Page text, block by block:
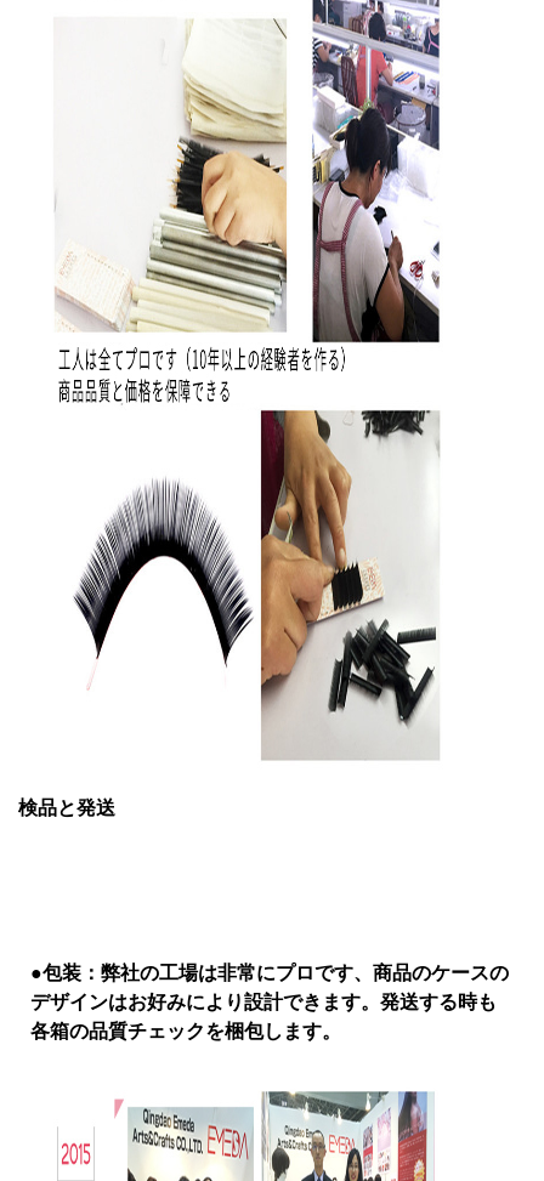
検品と発送
●包装：弊社の工場は非常にプロです、商品のケースの
デザインはお好みにより設計できます。発送する時も
各箱の品質チェックを梱包します。